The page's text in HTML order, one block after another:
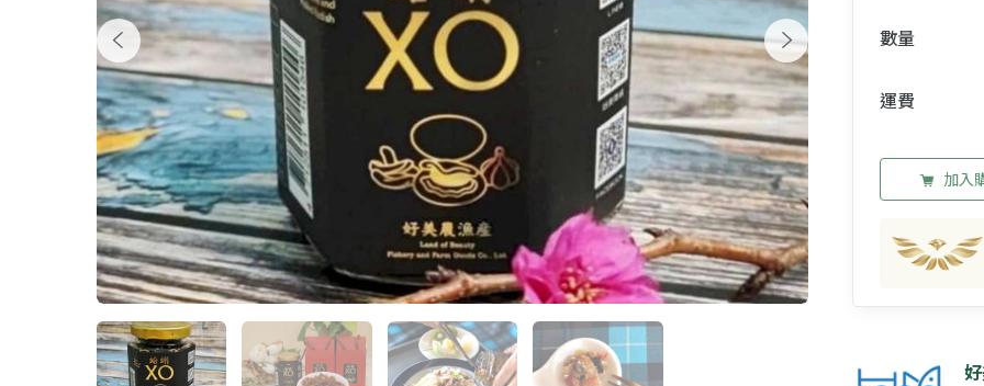
數量
運費
加入